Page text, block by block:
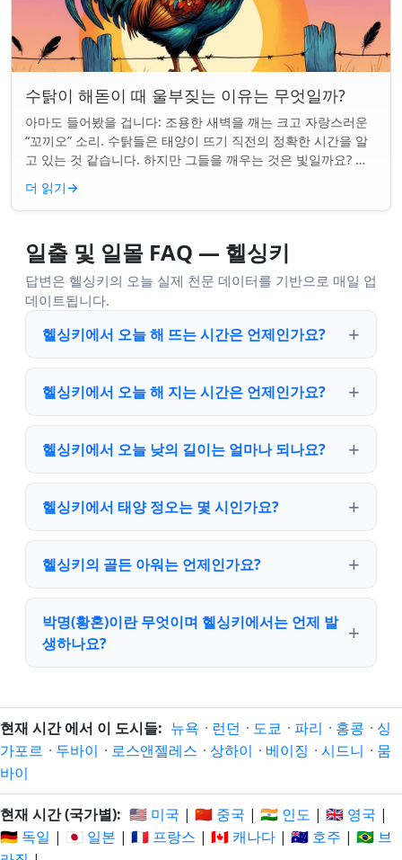
수탉이 해돋이 때 울부짖는 이유는 무엇일까?
아마도 들어봤을 겁니다: 조용한 새벽을 깨는 크고 자랑스러운
“꼬끼오” 소리. 수탉들은 태양이 뜨기 직전의 정확한 시간을 알
고 있는 것 같습니다. 하지만 그들을 깨우는 것은 빛일까요? 아
니면 더 깊은 무언가일까요? ...
더 읽기→
일출 및 일몰 FAQ — 헬싱키
답변은 헬싱키의 오늘 실제 천문 데이터를 기반으로 매일 업
데이트됩니다.
헬싱키에서 오늘 해 뜨는 시간은 언제인가요?
헬싱키에서 오늘 해 지는 시간은 언제인가요?
헬싱키에서 오늘 낮의 길이는 얼마나 되나요?
헬싱키에서 태양 정오는 몇 시인가요?
헬싱키의 골든 아워는 언제인가요?
박명(황혼)이란 무엇이며 헬싱키에서는 언제 발
생하나요?
현재 시간 에서 이 도시들: 뉴욕 · 런던 · 도쿄 · 파리 · 홍콩 · 싱
가포르 · 두바이 · 로스앤젤레스 · 상하이 · 베이징 · 시드니 · 뭄
바이
현재 시간 (국가별): 🇺🇸 미국 | 🇨🇳 중국 | 🇮🇳 인도 | 🇬🇧 영국 |
🇩🇪 독일 | 🇯🇵 일본 | 🇫🇷 프랑스 | 🇨🇦 캐나다 | 🇦🇺 호주 | 🇧🇷 브